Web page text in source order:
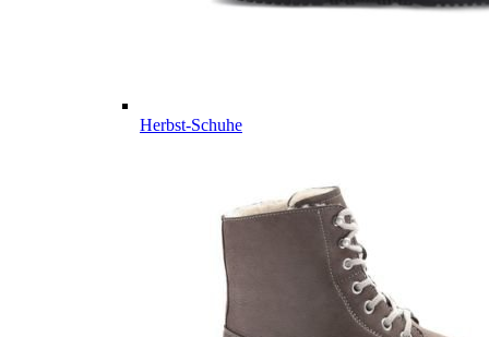
Herbst-Schuhe